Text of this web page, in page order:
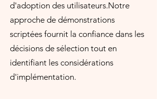
d'adoption des utilisateurs.Notre
approche de démonstrations
scriptées fournit la confiance dans les
décisions de sélection tout en
identifiant les considérations
d'implémentation.